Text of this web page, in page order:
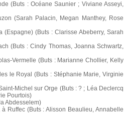
(Buts : Océane Saunier ; Viviane Asseyi,
(Sarah Palacin, Megan Manthey, Rose
(Espagne) (Buts : Clarisse Abeberry, Sarah
(Buts : Cindy Thomas, Joanna Schwartz,
Vermelle (Buts : Marianne Chollier, Kelly
le Royal (Buts : Stéphanie Marie, Virginie
Michel sur Orge (Buts : ? ; Léa Declercq
Pourtois)
Abdesselem)
à Ruffec (Buts : Alisson Beaulieu, Annabelle